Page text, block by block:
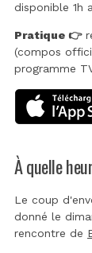
disponible 1h
Pratique 👉
(compos
programme
À quelle
Le coup
donné le
rencontre de